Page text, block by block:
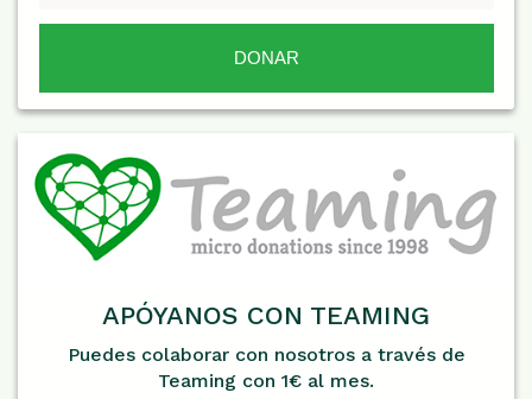
APÓYANOS CON TEAMING
Puedes colaborar con nosotros a través de
Teaming con 1€ al mes.